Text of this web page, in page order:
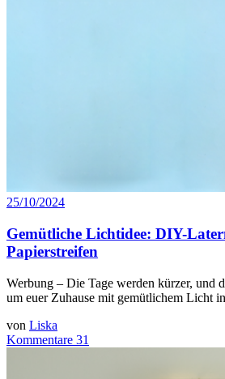
25/10/2024
Gemütliche Lichtidee: DIY-
Papierstreifen
Werbung – Die Tage werden kürzer, und
um euer Zuhause mit gemütlichem Licht
von Liska
Kommentare 31